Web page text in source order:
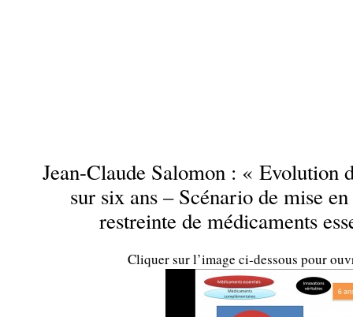
Jean-Claude Salomon : « Evolution
sur six ans – Scénario de mise
restreinte de médicaments
Cliquer sur l’image ci-dessous pour